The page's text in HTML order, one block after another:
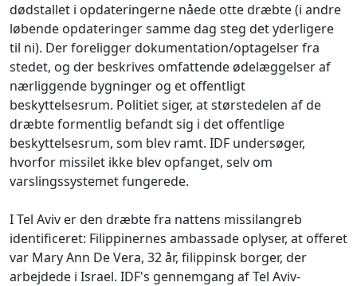
dødstallet i opdateringerne nåede otte dræbte (i andre
løbende opdateringer samme dag steg det yderligere
til ni). Der foreligger dokumentation/optagelser fra
stedet, og der beskrives omfattende ødelæggelser af
nærliggende bygninger og et offentligt
beskyttelsesrum. Politiet siger, at størstedelen af de
dræbte formentlig befandt sig i det offentlige
beskyttelsesrum, som blev ramt. IDF undersøger,
hvorfor missilet ikke blev opfanget, selv om
varslingssystemet fungerede.
I Tel Aviv er den dræbte fra nattens missilangreb
identificeret: Filippinernes ambassade oplyser, at offeret
var Mary Ann De Vera, 32 år, filippinsk borger, der
arbejdede i Israel. IDF's gennemgang af Tel Aviv-